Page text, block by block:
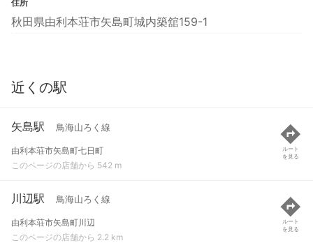
住所
秋田県由利本荘市矢島町城内築舘159-1
近くの駅
矢島駅 鳥海山ろく線
由利本荘市矢島町七日町
このページの店舗から 542 m
ルート
を見る
川辺駅 鳥海山ろく線
由利本荘市矢島町川辺
このページの店舗から 2.2 km
ルート
を見る